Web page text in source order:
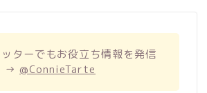
ターでもお役立ち情報を発信
→ @ConnieTarte